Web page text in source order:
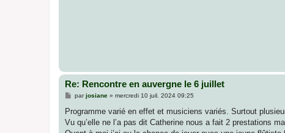
Re: Rencontre en auvergne le 6 juillet
M
s
a
g
parjosiane» mercredi 10 juil. 2024 09:25
Programme varié en effet et musiciens variés. Surtout
Vu qu’elle ne l’a pas dit Catherine nous a fait 2 prestations